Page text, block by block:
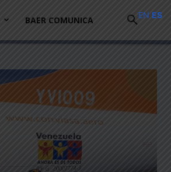
BAER COMUNICA EN ES